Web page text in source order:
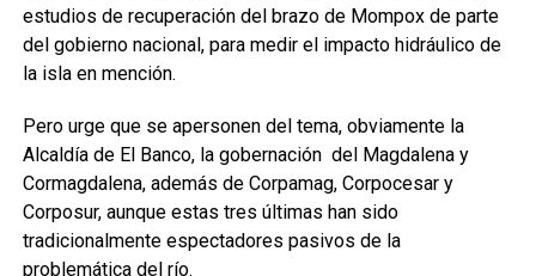
estudios de recuperación del brazo de Mompox de parte
del gobierno nacional, para medir el impacto hidráulico de
la isla en mención.
Pero urge que se apersonen del tema, obviamente la
Alcaldía de El Banco, la gobernación del Magdalena y
Cormagdalena, además de Corpamag, Corpocesar y
Corposur, aunque estas tres últimas han sido
tradicionalmente espectadores pasivos de la
problemática del río.